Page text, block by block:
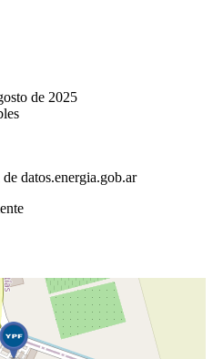
de 2025
datos.energia.gob.ar